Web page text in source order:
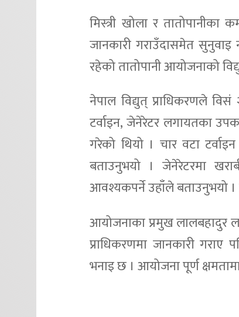
मिस्त्री खोला र तातोपानीका
जानकारी गराउँदासमेत
रहेको तातोपानी आयोजनाको
नेपाल विद्युत् प्राधिकरणले विसं
टर्वाइन, जेनेरेटर लगायतका
गरेको थियो । चार वटा
बताउनुभयो । जेनेरेटरमा
आवश्यकपर्ने उहाँले बताउनुभयो ।
आयोजनाका प्रमुख लालबहादुर
प्राधिकरणमा जानकारी
भनाइ छ । आयोजना पूर्ण